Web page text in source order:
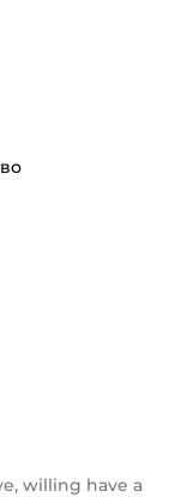
willing have a